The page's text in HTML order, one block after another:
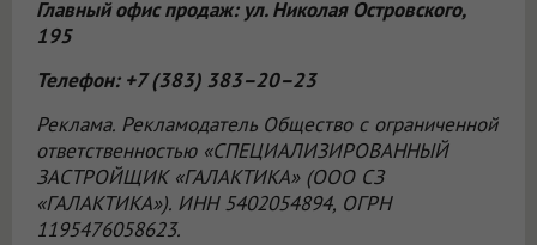
Главный офис продаж: ул. Николая Островского,
195
Телефон: +7 (383) 383–20–23
Реклама. Рекламодатель Общество с ограниченной
ответственностью «СПЕЦИАЛИЗИРОВАННЫЙ
ЗАСТРОЙЩИК «ГАЛАКТИКА» (ООО СЗ
«ГАЛАКТИКА»). ИНН 5402054894, ОГРН
1195476058623.